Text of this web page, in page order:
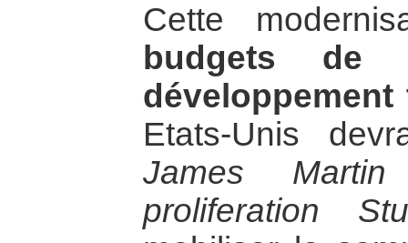
Cette
budgets de
Etats-Unis
James
proliferation